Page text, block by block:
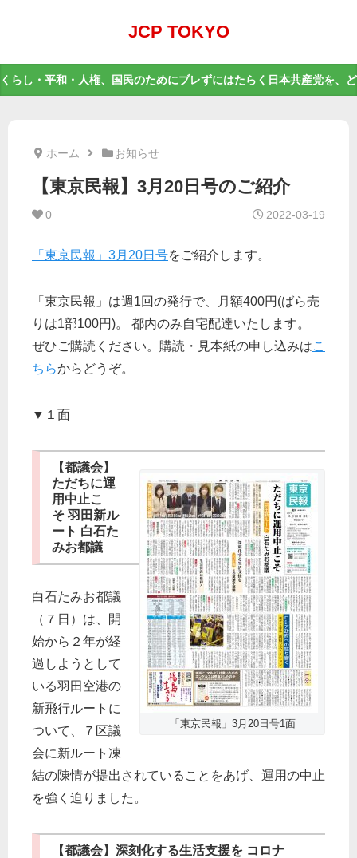
JCP TOKYO
くらし・平和・人権、国民のためにブレずにはたらく日本共産党を、
ホーム お知らせ
【東京民報】3月20日号のご紹介
0 2022-03-19
「東京民報」3月20日号をご紹介します。
「東京民報」は週1回の発行で、月額400円(ばら売
りは1部100円)。 都内のみ自宅配達いたします。
ぜひご購読ください。購読・見本紙の申し込みはこ
ちらからどうぞ。
▼１面
「東京民報」3月20日号1面
【都議会】
ただちに運
用中止こ
そ 羽田新ル
ート 白石た
みお都議
白石たみお都議
（７日）は、開
始から２年が経
過しようとして
いる羽田空港の
新飛行ルートに
ついて、７区議
会に新ルート凍
結の陳情が提出されていることをあげ、運用の中止
を強く迫りました。
【都議会】深刻化する生活支援を コロナ